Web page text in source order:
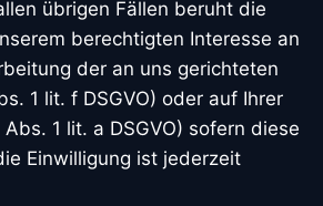
übrigen Fällen beruht die
berechtigten Interesse an
der an uns gerichteten
1 lit. f DSGVO) oder auf Ihrer
1 lit. a DSGVO) sofern diese
Einwilligung ist jederzeit